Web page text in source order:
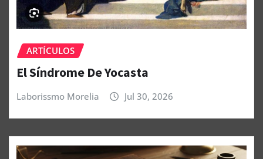
ARTÍCULOS
El Síndrome De Yocasta
Laborissmo Morelia Jul 30, 2026